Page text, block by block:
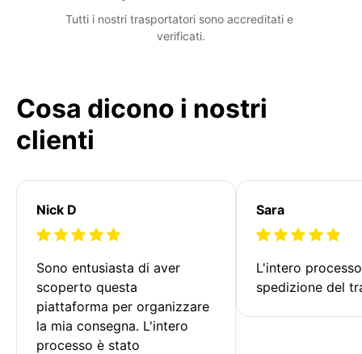
Tutti i nostri trasportatori sono accreditati e
verificati.
Cosa dicono i nostri
clienti
Nick D
Sono entusiasta di aver
scoperto questa
piattaforma per organizzare
la mia consegna. L'intero
processo è stato
Sara
L'intero
spedizione del